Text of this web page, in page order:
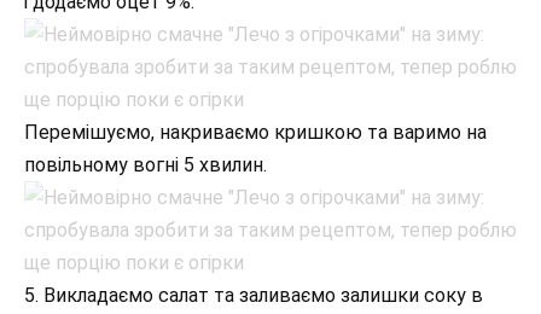
Перемішуємо, накриваємо кришкою та варимо на
повільному вогні 5 хвилин.
5. Викладаємо салат та заливаємо залишки соку в